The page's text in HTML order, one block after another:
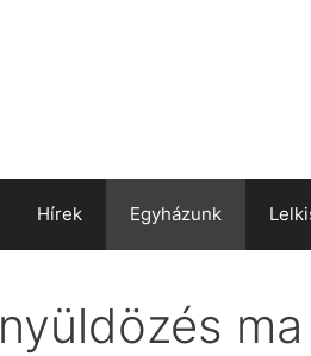
Hírek Egyházunk
ma